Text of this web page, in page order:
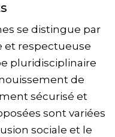
se distingue par
et respectueuse
pluridisciplinaire
de
sécurisé et
sont variées
sociale et le